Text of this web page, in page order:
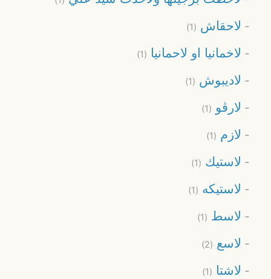
لاحقاش (1)
لاخمانیا او لاحمانیا (1)
لاديبوش (1)
لارڨو (1)
لازم (1)
لاستيك (1)
لاستيكه (1)
لاسط (1)
لاسع (2)
لاشتا (1)